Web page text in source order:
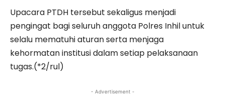
Upacara PTDH tersebut sekaligus menjadi
pengingat bagi seluruh anggota Polres Inhil untuk
selalu mematuhi aturan serta menjaga
kehormatan institusi dalam setiap pelaksanaan
tugas.(*2/rul)
- Advertisement -